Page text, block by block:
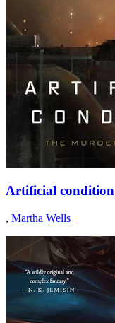
Artificial condition
, Martha Wells